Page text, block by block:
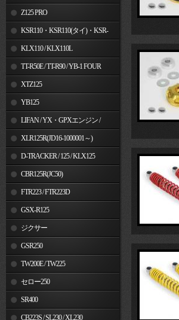
Z125 PRO
KSR110・KSR110(タイ)・KSR-
I/II・KSR PRO
KLX110 / KLX110L
TT-R50E / TT-R90 / YB-1 FOUR
XTZ125
YB125
LIFAN / YX・GPXエンジン /
JinchengXLR125R(JD16-1000001～)
D-TRACKER / 125 / KLX125
CBR125R(JC50)
FTR223 / FTR223D
GSX-R125
ジクサー
GSR250
TW200E / TW225
セロー250
SR400
CB223S / SL230 / XL230